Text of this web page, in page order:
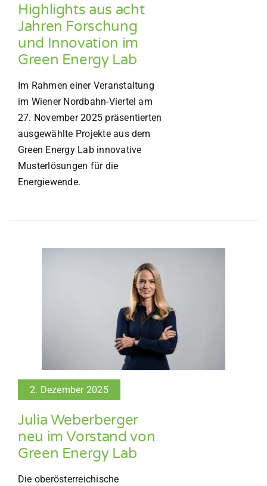
Highlights aus acht
Jahren Forschung
und Innovation im
Green Energy Lab
Im Rahmen einer Veranstaltung
im Wiener Nordbahn-Viertel am
27. November 2025 präsentierten
ausgewählte Projekte aus dem
Green Energy Lab innovative
Musterlösungen für die
Energiewende.
2. Dezember 2025
Julia Weberberger
neu im Vorstand von
Green Energy Lab
Die oberösterreichische